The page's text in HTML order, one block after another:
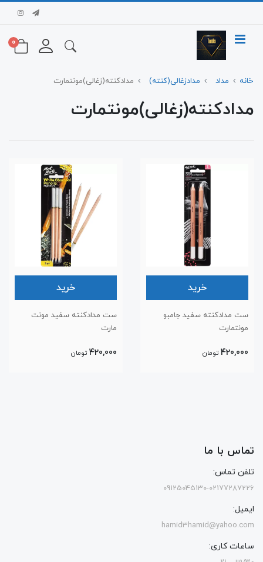
0
خانه مداد مدادزغالی(کنته) مدادکنته(زغالی)مونتمارت
مدادکنته(زغالی)مونتمارت
خرید
ست مدادکنته سفید جامبو
مونتمارت
420,000 تومان
خرید
ست مدادکنته سفید مونت
مارت
420,000 تومان
تماس با ما
تلفن تماس:
09125045130-02177287226
ایمیل:
hamid3hamid@yahoo.com
ساعات کاری: